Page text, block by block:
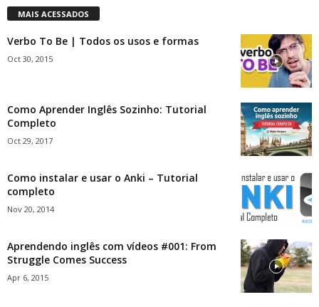
MAIS ACESSADOS
Verbo To Be | Todos os usos e formas
Oct 30, 2015
Como Aprender Inglês Sozinho: Tutorial
Completo
Oct 29, 2017
Como instalar e usar o Anki – Tutorial
completo
Nov 20, 2014
Aprendendo inglês com vídeos #001: From
Struggle Comes Success
Apr 6, 2015